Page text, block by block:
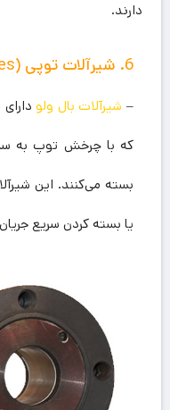
دارند.
6. شیرآلات توپی (Ball Valves):
– شیرآلات بال ولو
که با چرخش توپ به سمت
بسته می‌کنند. این
یا بسته کردن سریع